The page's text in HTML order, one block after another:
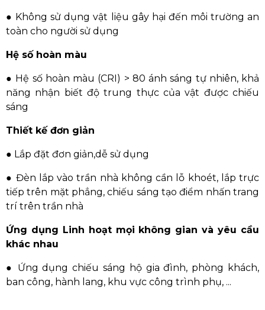
● Không sử dụng vật liệu gây hại đến môi trường an
toàn cho người sử dụng
Hệ số hoàn màu
● Hệ số hoàn màu (CRI) > 80 ánh sáng tự nhiên, khả
năng nhận biết độ trung thực của vật được chiếu
sáng
Thiết kế đơn giản
● Lắp đặt đơn giản,dễ sử dụng
● Đèn lắp vào trần nhà không cần lỗ khoét, lắp trực
tiếp trên mặt phẳng, chiếu sáng tạo điểm nhấn trang
trí trên trần nhà
Ứng dụng Linh hoạt mọi không gian và yêu cầu
khác nhau
● Ứng dụng chiếu sáng hộ gia đình, phòng khách,
ban công, hành lang, khu vực công trình phụ, ...